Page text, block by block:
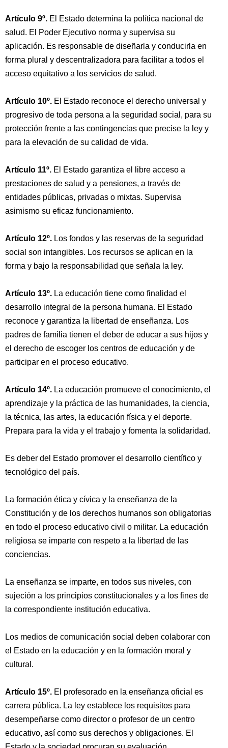
Artículo 9º. El Estado determina la política nacional de
salud. El Poder Ejecutivo norma y supervisa su
aplicación. Es responsable de diseñarla y conducirla en
forma plural y descentralizadora para facilitar a todos el
acceso equitativo a los servicios de salud.
Artículo 10º. El Estado reconoce el derecho universal y
progresivo de toda persona a la seguridad social, para su
protección frente a las contingencias que precise la ley y
para la elevación de su calidad de vida.
Artículo 11º. El Estado garantiza el libre acceso a
prestaciones de salud y a pensiones, a través de
entidades públicas, privadas o mixtas. Supervisa
asimismo su eficaz funcionamiento.
Artículo 12º. Los fondos y las reservas de la seguridad
social son intangibles. Los recursos se aplican en la
forma y bajo la responsabilidad que señala la ley.
Artículo 13º. La educación tiene como finalidad el
desarrollo integral de la persona humana. El Estado
reconoce y garantiza la libertad de enseñanza. Los
padres de familia tienen el deber de educar a sus hijos y
el derecho de escoger los centros de educación y de
participar en el proceso educativo.
Artículo 14º. La educación promueve el conocimiento, el
aprendizaje y la práctica de las humanidades, la ciencia,
la técnica, las artes, la educación física y el deporte.
Prepara para la vida y el trabajo y fomenta la solidaridad.
Es deber del Estado promover el desarrollo científico y
tecnológico del país.
La formación ética y cívica y la enseñanza de la
Constitución y de los derechos humanos son obligatorias
en todo el proceso educativo civil o militar. La educación
religiosa se imparte con respeto a la libertad de las
conciencias.
La enseñanza se imparte, en todos sus niveles, con
sujeción a los principios constitucionales y a los fines de
la correspondiente institución educativa.
Los medios de comunicación social deben colaborar con
el Estado en la educación y en la formación moral y
cultural.
Artículo 15º. El profesorado en la enseñanza oficial es
carrera pública. La ley establece los requisitos para
desempeñarse como director o profesor de un centro
educativo, así como sus derechos y obligaciones. El